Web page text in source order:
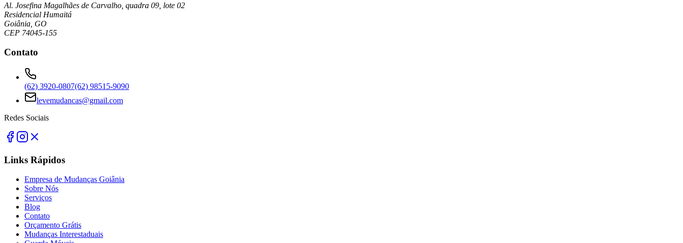
Al. Josefina Magalhães de Carvalho, quadra 09, lote 02
Residencial Humaitá
Goiânia, GO
CEP 74045-155
Contato
(62) 3920-0807(62) 98515-9090
levemudancas@gmail.com
Redes Sociais
Links Rápidos
Empresa de Mudanças Goiânia
Sobre Nós
Serviços
Blog
Contato
Orçamento Grátis
Mudanças Interestaduais